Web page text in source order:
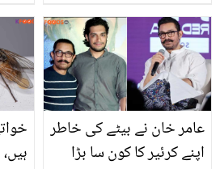
حیرت انگیز راز جان کر آپ
بھی چاہیں گی کہ آج سے
ہی اس کا استعمال شروع
کر دیں
عامر خان نے بیٹے کی خاطر
اپنے کرئیر کا کون سا بڑا